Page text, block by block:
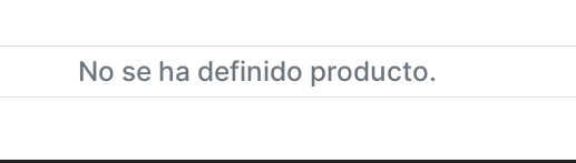
No se ha definido producto.